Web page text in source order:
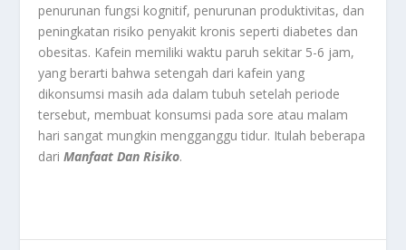
penurunan fungsi kognitif, penurunan produktivitas, dan
peningkatan risiko penyakit kronis seperti diabetes dan
obesitas. Kafein memiliki waktu paruh sekitar 5-6 jam,
yang berarti bahwa setengah dari kafein yang
dikonsumsi masih ada dalam tubuh setelah periode
tersebut, membuat konsumsi pada sore atau malam
hari sangat mungkin mengganggu tidur. Itulah beberapa
dariManfaat Dan Risiko.